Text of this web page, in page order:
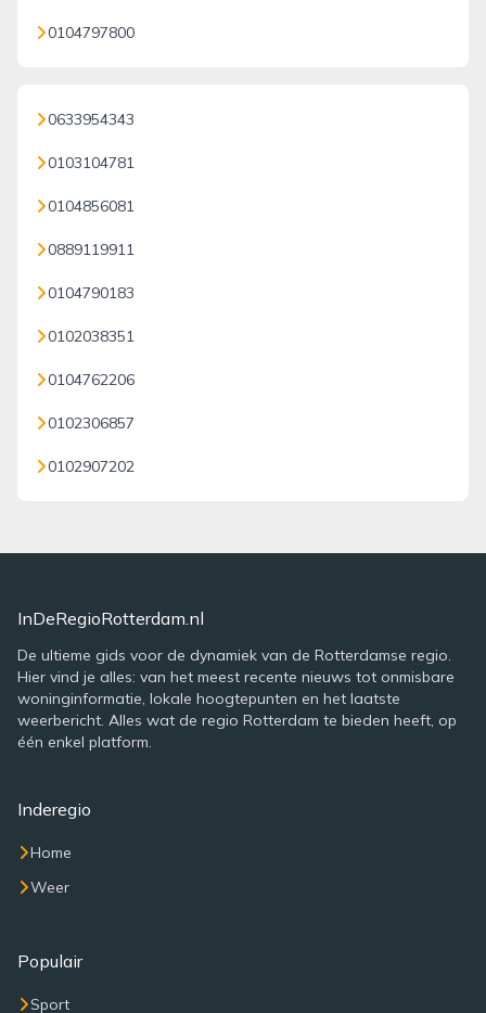
0104797800
0633954343
0103104781
0104856081
0889119911
0104790183
0102038351
0104762206
0102306857
0102907202
InDeRegioRotterdam.nl
De ultieme gids voor de dynamiek van de Rotterdamse regio.
Hier vind je alles: van het meest recente nieuws tot onmisbare
woninginformatie, lokale hoogtepunten en het laatste
weerbericht. Alles wat de regio Rotterdam te bieden heeft, op
één enkel platform.
Inderegio
Home
Weer
Populair
Sport